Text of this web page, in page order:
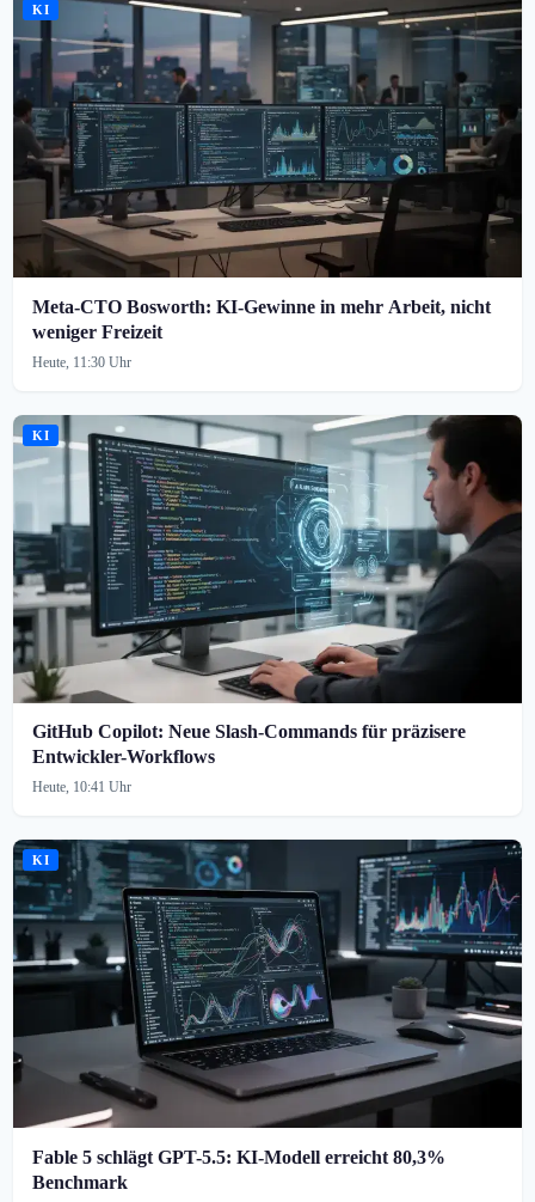
KI
Meta-CTO Bosworth: KI-Gewinne in mehr Arbeit, nicht
weniger Freizeit
Heute, 11:30 Uhr
KI
GitHub Copilot: Neue Slash-Commands für präzisere
Entwickler-Workflows
Heute, 10:41 Uhr
KI
Fable 5 schlägt GPT-5.5: KI-Modell erreicht 80,3%
Benchmark